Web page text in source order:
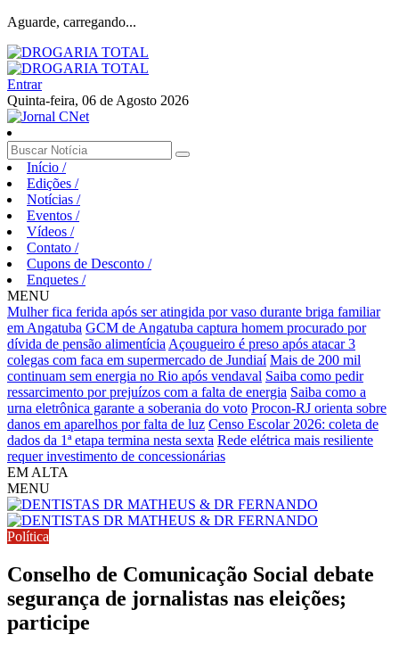
Aguarde, carregando...
Entrar
Quinta-feira, 06 de Agosto 2026
Início /
Edições /
Notícias /
Eventos /
Vídeos /
Contato /
Cupons de Desconto /
Enquetes /
MENU
Mulher fica ferida após ser atingida por vaso durante briga familiar
em Angatuba GCM de Angatuba captura homem procurado por
dívida de pensão alimentícia Açougueiro é preso após atacar 3
colegas com faca em supermercado de Jundiaí Mais de 200 mil
continuam sem energia no Rio após vendaval Saiba como pedir
ressarcimento por prejuízos com a falta de energia Saiba como a
urna eletrônica garante a soberania do voto Procon-RJ orienta sobre
danos em aparelhos por falta de luz Censo Escolar 2026: coleta de
dados da 1ª etapa termina nesta sexta Rede elétrica mais resiliente
requer investimento de concessionárias
EM ALTA
MENU
Política
Conselho de Comunicação Social debate
segurança de jornalistas nas eleições;
participe